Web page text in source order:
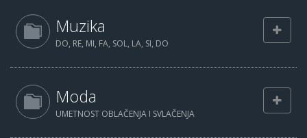
Muzika
DO, RE, MI, FA, SOL, LA, SI, DO
Moda
UMETNOST OBLAČENJA I SVLAČENJA